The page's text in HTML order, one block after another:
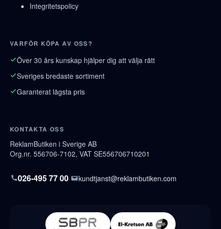
Integritetspolicy
VARFÖR KÖPA AV OSS?
Över 30 års kunskap hjälper dig att välja rätt
Sveriges bredaste sortiment
Garanterat lägsta pris
KONTAKTA OSS
ReklamButiken i Sverige AB
Org.nr. 556706-7102, VAT SE556706710201
026-495 77 00 kundtjanst@reklambutiken.com